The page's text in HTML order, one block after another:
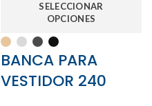
SELECCIONAR
OPCIONES
BANCA PARA
VESTIDOR 240